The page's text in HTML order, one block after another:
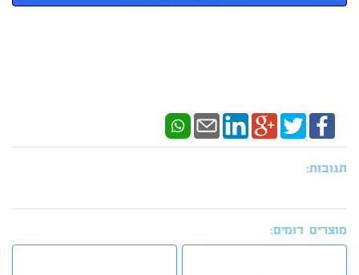
תגובות:
מוצרים דומים: